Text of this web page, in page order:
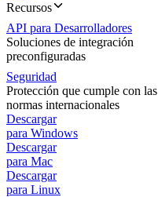
Recursos
API para Desarrolladores
Soluciones de integración
preconfiguradas
Seguridad
Protección que cumple con las
normas internacionales
Descargar
para Windows
Descargar
para Mac
Descargar
para Linux